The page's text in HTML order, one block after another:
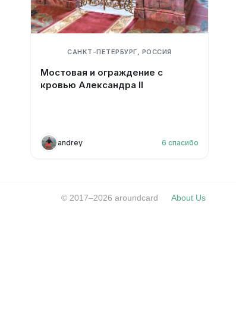
САНКТ-ПЕТЕРБУРГ, РОССИЯ
Мостовая и ограждение с
кровью Александра II
andrey 6 спасибо
© 2017–2026 aroundcard About Us